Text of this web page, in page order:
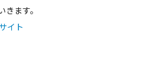
ます。
イト